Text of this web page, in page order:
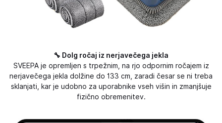
🔧 Dolg ročaj iz nerjavečega jekla
SVEEPA je opremljen s trpežnim, na rjo odpornim ročajem iz
nerjavečega jekla dolžine do 133 cm, zaradi česar se ni treba
sklanjati, kar je udobno za uporabnike vseh višin in zmanjšuje
fizično obremenitev.